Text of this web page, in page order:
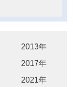
2013年
2017年
2021年